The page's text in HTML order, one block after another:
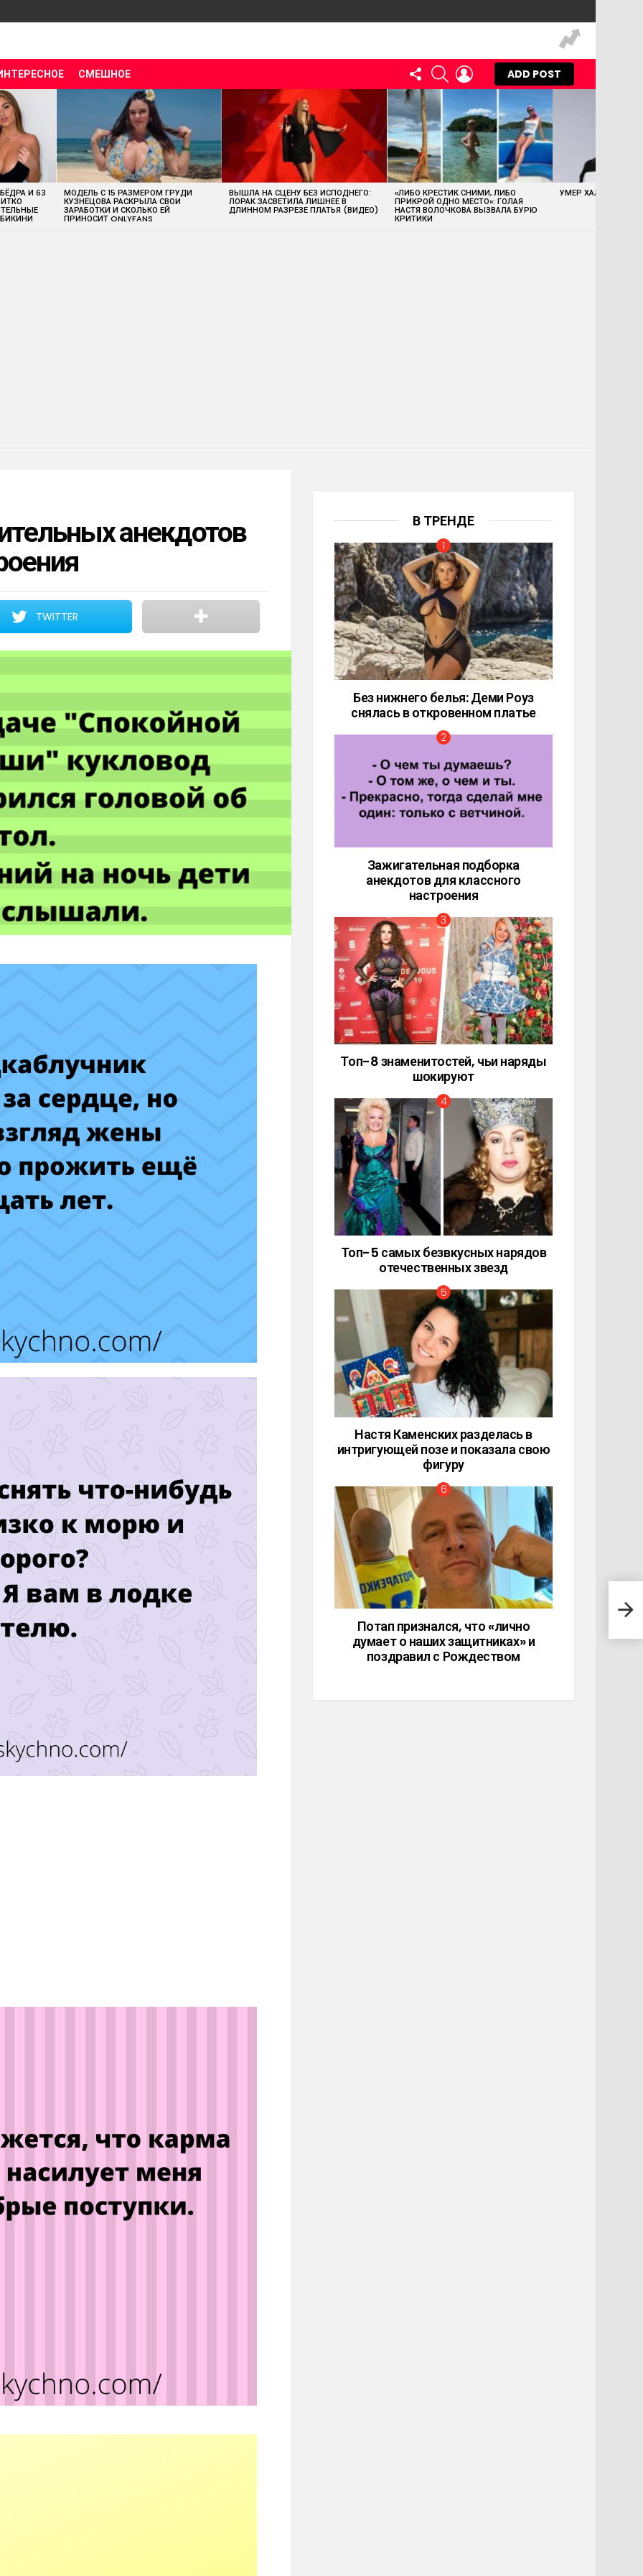
СМЕШНОЕ
FOLLOW
US
SEARCHLOGIN
ADD POST
И 63 МОДЕЛЬ С 15 РАЗМЕРОМ ГРУДИ
КУЗНЕЦОВА РАСКРЫЛА СВОИ
ЗАРАБОТКИ И СКОЛЬКО ЕЙ
ПРИНОСИТ ONLYFANS
ВЫШЛА НА СЦЕНУ БЕЗ ИСПОДНЕГО:
ЛОРАК ЗАСВЕТИЛА ЛИШНЕЕ В
ДЛИННОМ РАЗРЕЗЕ ПЛАТЬЯ (ВИДЕО)
«ЛИБО КРЕСТИК СНИМИ, ЛИБО
ПРИКРОЙ ОДНО МЕСТО»: ГОЛАЯ
НАСТЯ ВОЛОЧКОВА ВЫЗВАЛА БУРЮ
КРИТИКИ
УМЕР ХАЛК ХОГАН
анекдотов
TWITTER
В ТРЕНДЕ
Без нижнего белья: Деми Роуз
снялась в откровенном платье
Зажигательная подборка
анекдотов для классного
настроения
Топ-8 знаменитостей, чьи наряды
шокируют
Топ-5 самых безвкусных нарядов
отечественных звезд
Настя Каменских разделась в
интригующей позе и показала свою
фигуру
Потап признался, что «лично
думает о наших защитниках» и
поздравил с Рождеством